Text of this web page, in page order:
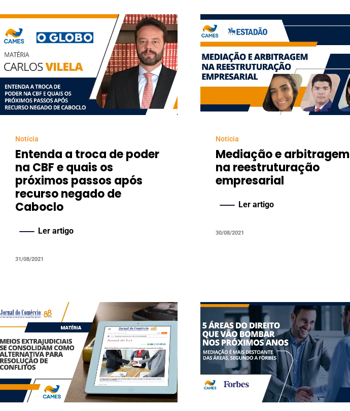
Notícia
Entenda a troca de poder
na CBF e quais os
próximos passos após
recurso negado de
Caboclo
Ler artigo
31/08/2021
Notícia
Mediação e arbitragem
na reestruturação
empresarial
Ler artigo
30/08/2021